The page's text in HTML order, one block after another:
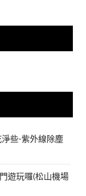
淨些-紫外線除塵
遊玩囉(松山機場